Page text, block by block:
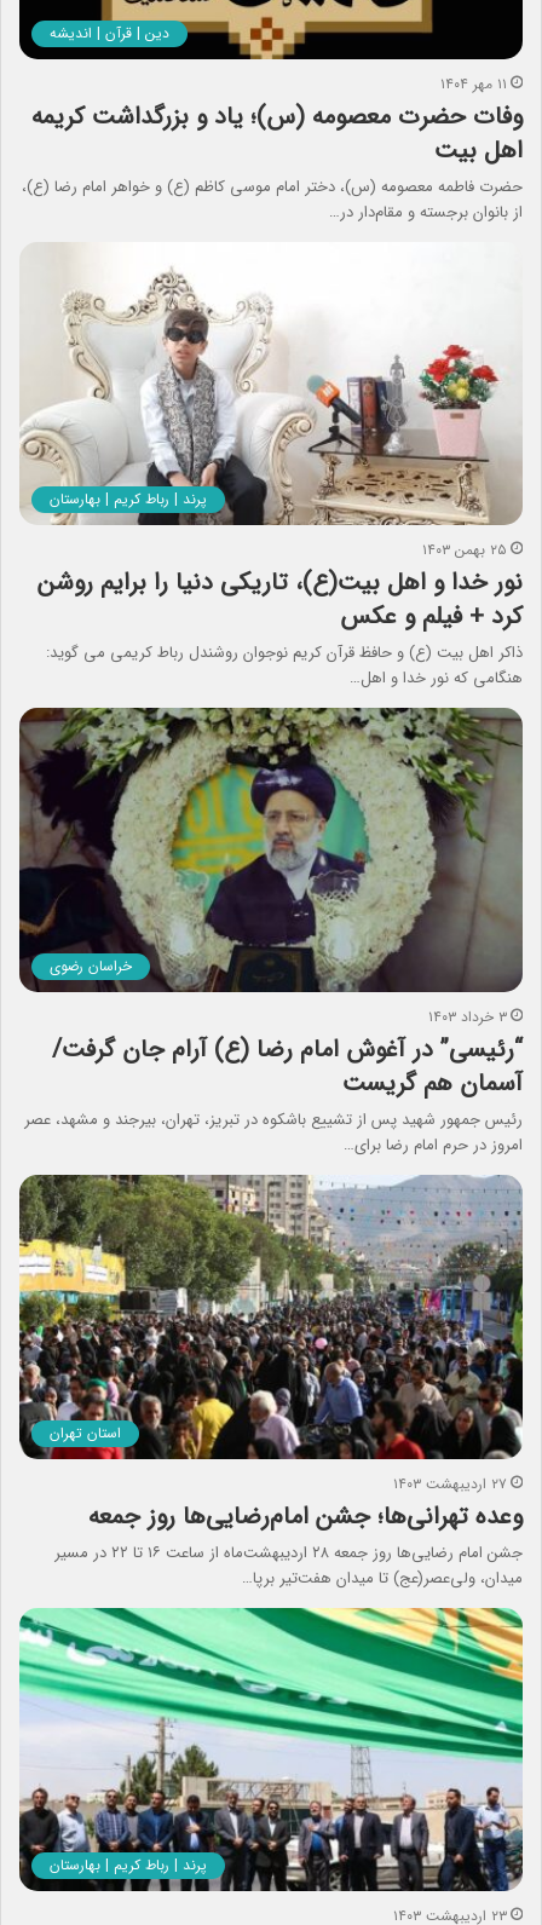
دین | قرآن | اندیشه
۱۱ مهر ۱۴۰۴
وفات حضرت معصومه (س)؛ یاد و بزرگداشت کریمه
اهل بیت
حضرت فاطمه معصومه (س)، دختر امام موسی کاظم (ع) و خواهر امام رضا (ع)،
از بانوان برجسته و مقام‌دار در…
پرند | رباط کریم | بهارستان
۲۵ بهمن ۱۴۰۳
نور خدا و اهل بیت(ع)، تاریکی دنیا را برایم روشن
کرد + فیلم و عکس
ذاکر اهل بیت (ع) و حافظ قرآن کریم نوجوان روشندل رباط کریمی می گوید:
هنگامی که نور خدا و اهل…
خراسان رضوی
۳ خرداد ۱۴۰۳
“رئیسی” در آغوش امام رضا (ع) آرام جان گرفت/
آسمان هم گریست
رئیس جمهور شهید پس از تشییع باشکوه در تبریز، تهران، بیرجند و مشهد، عصر
امروز در حرم امام رضا برای…
استان تهران
۲۷ اردیبهشت ۱۴۰۳
وعده تهرانی‌ها؛ جشن‌ امام‌رضایی‌ها روز جمعه
جشن امام رضایی‌ها روز جمعه ۲۸ اردیبهشت‌ماه از ساعت ۱۶ تا ۲۲ در مسیر
میدان، ولی‌عصر(عج) تا میدان هفت‌تیر برپا…
پرند | رباط کریم | بهارستان
۲۳ اردیبهشت ۱۴۰۳